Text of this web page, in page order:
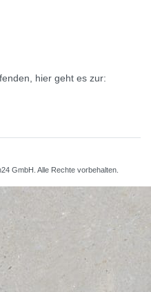
hier geht es zur:
GmbH. Alle Rechte vorbehalten.